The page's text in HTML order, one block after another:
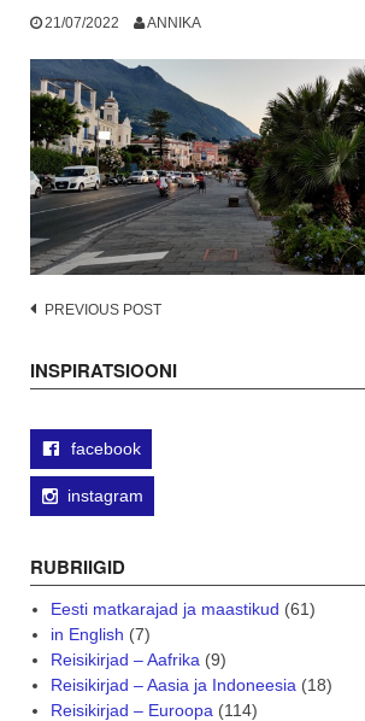
21/07/2022 ANNIKA
Post
PREVIOUS POST
INSPIRATSIOONI
facebook
instagram
RUBRIIGID
Eesti matkarajad ja maastikud (61)
in English (7)
Reisikirjad – Aafrika (9)
Reisikirjad – Aasia ja Indoneesia (18)
Reisikirjad – Euroopa (114)